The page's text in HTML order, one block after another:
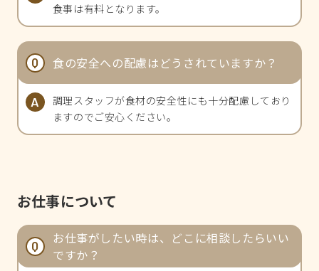
食事は有料となります。
食の安全への配慮はどうされていますか？
調理スタッフが食材の安全性にも十分配慮しており
ますのでご安心ください。
お仕事について
お仕事がしたい時は、どこに相談したらいい
ですか？